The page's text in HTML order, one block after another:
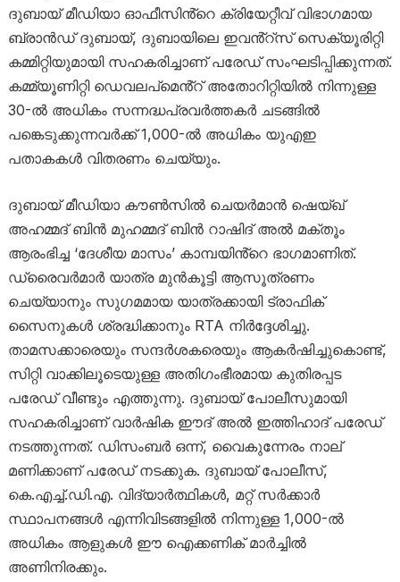
ദുബായ് മീഡിയാ ഓഫീസിൻ്റെ ക്രിയേറ്റീവ് വിഭാഗമായ
ബ്രാൻഡ് ദുബായ്, ദുബായിലെ ഇവൻ്റ്സ് സെക്യൂരിറ്റി
കമ്മിറ്റിയുമായി സഹകരിച്ചാണ് പരേഡ് സംഘടിപ്പിക്കുന്നത്.
കമ്മ്യൂണിറ്റി ഡെവലപ്‌മെൻ്റ് അതോറിറ്റിയിൽ നിന്നുള്ള
30-ൽ അധികം സന്നദ്ധപ്രവർത്തകർ ചടങ്ങിൽ
പങ്കെടുക്കുന്നവർക്ക് 1,000-ൽ അധികം യുഎഇ
പതാകകൾ വിതരണം ചെയ്യും.
ദുബായ് മീഡിയാ കൗൺസിൽ ചെയർമാൻ ഷെയ്ഖ്
അഹമ്മദ് ബിൻ മുഹമ്മദ് ബിൻ റാഷിദ് അൽ മക്തൂം
ആരംഭിച്ച ‘ദേശീയ മാസം’ കാമ്പയിൻ്റെ ഭാഗമാണിത്.
ഡ്രൈവർമാർ യാത്ര മുൻകൂട്ടി ആസൂത്രണം
ചെയ്യാനും സുഗമമായ യാത്രക്കായി ട്രാഫിക്
സൈനുകൾ ശ്രദ്ധിക്കാനും RTA നിർദ്ദേശിച്ചു.
താമസക്കാരെയും സന്ദർശകരെയും ആകർഷിച്ചുകൊണ്ട്,
സിറ്റി വാക്കിലൂടെയുള്ള അതിഗംഭീരമായ കുതിരപ്പട
പരേഡ് വീണ്ടും എത്തുന്നു. ദുബായ് പോലീസുമായി
സഹകരിച്ചാണ് വാർഷിക ഈദ് അൽ ഇത്തിഹാദ് പരേഡ്
നടത്തുന്നത്. ഡിസംബർ ഒന്ന്, വൈകുന്നേരം നാല്
മണിക്കാണ് പരേഡ് നടക്കുക. ദുബായ് പോലീസ്,
കെ.എച്ച്.ഡി.എ. വിദ്യാർത്ഥികൾ, മറ്റ് സർക്കാർ
സ്ഥാപനങ്ങൾ എന്നിവിടങ്ങളിൽ നിന്നുള്ള 1,000-ൽ
അധികം ആളുകൾ ഈ ഐക്കണിക് മാർച്ചിൽ
അണിനിരക്കും.